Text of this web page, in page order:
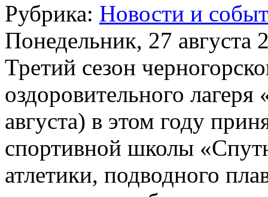
Рубрика: Новости и
Понедельник, 27 августа
Третий сезон
оздоровительного
августа) в этом году
спортивной школы
атлетики, подводного